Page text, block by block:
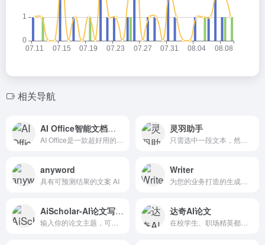
相关导航
AI Office智能文档写作 灵羽助手
anyword
具有可预测结果的文案 AI
Writer
AiScholar-AI论文写作助手 达奇AI论文